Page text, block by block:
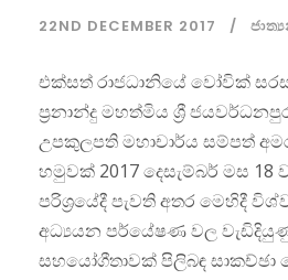
22ND DECEMBER 2017
එක්සත් රාජධානියේ වෝවික්
ප්‍රනාන්දු මහත්මිය ශ්‍රී
උපකුලපති මහාචාර්ය සම්පත්
හමුවක් 2017 දෙසැම්බර් මස 18
පරිශ්‍රයේදී පැවති අතර මෙහිදී
අධ්‍යයන පර්යේෂණ වල
සහයෝගීතාවක් පිලිබඳ